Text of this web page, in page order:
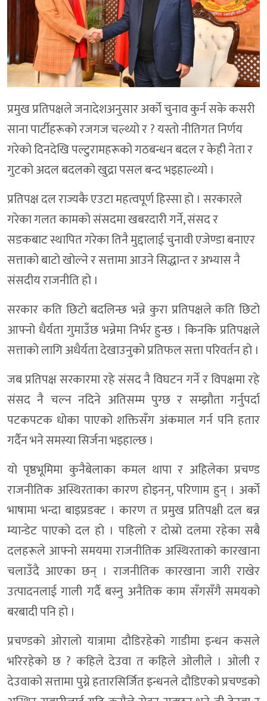
प्रमुख प्रतिपक्षले जनादेशअनुसार अर्को चुनाव कुर्न सके कसरी
साना पार्टीहरूको रजगज चल्थ्यो र ? यस्तो नीतिगत निर्णय
गरेको दिनदेखि पल्टुरामहरूको गठबन्धन बदल र केही नेता र
गुटको अदल बदलको खुद्रा पसल बन्द भइहाल्थ्यो ।
प्रतिपक्ष दल राज्यकै एउटा महत्वपूर्ण हिस्सा हो । सरकारले
गरेका गलत कामको संसदमा खबरदारी गर्ने, संसद र
सडकबाट स्थापित गरेका तिनै मुद्दालाई चुनावी एजेण्डा बनाएर
सत्ताको बाटो खोल्ने र सत्तामा आउने सिद्धान्त र अभ्यास नै
संसदीय राजनीति हो ।
सरकार कति छिटो बदलिन्छ भन्ने कुरा प्रतिपक्षले कति छिटो
आफ्नो धैर्यता गुमाउँछ भन्नेमा निर्भर हुन्छ । किनकि प्रतिपक्षले
सत्ताको लागि अधैर्यता देखाउनुको प्रतिफल सत्ता परिवर्तन हो ।
जब प्रतिपक्ष सरकारमा रहे संसद नै विघटन गर्ने र विपक्षमा रहे
संसद नै चल्न नदिने अतिसम्म पुग्छ र सम्झौता गर्नुपर्दा
पटकपटक धोका पाएको शक्तिसँग अंकमाल गर्न पनि हतार
गर्दैन भने समस्या सिर्जना भइहाल्छ ।
यो पृष्ठभूमिमा कुनैबेलाका कमल थापा र अहिलेका प्रचण्ड
राजनीतिक अस्थिरताका कारण होइनन्, परिणाम हुन् । अर्को
भाषामा भन्दा बाइप्रडक्ट । कारण त प्रमुख प्रतिपक्षी दल बन्न
म्यान्डेट पाएको दल हो । पहिलो र दोस्रो दलमा रहेका सबै
दलहरूले आफ्नो समयमा राजनीतिक अस्थिरताको कारखाना
चलाउँदै आएका छन् । राजनीतिक कारखाना जारी राखेर
उत्पादनलाई गाली गर्दै बस्नु अनैतिक काम सँगसँगै समयको
बरबादी पनि हो ।
प्रचण्डको ओरालो यात्रामा दौडिरहेको गाडीमा इन्धन कसले
भरिरहेको छ ? कहिले देउवा त कहिले ओलीले । ओली र
देउवाको सत्तामा पुग्ने हतारसिर्जित इन्धनले दौडिएको प्रचण्डको